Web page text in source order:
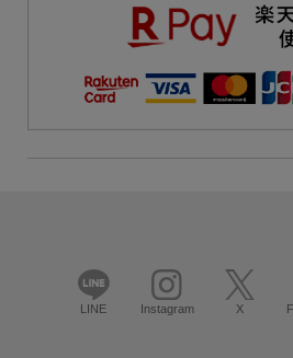
LINE Instagram X